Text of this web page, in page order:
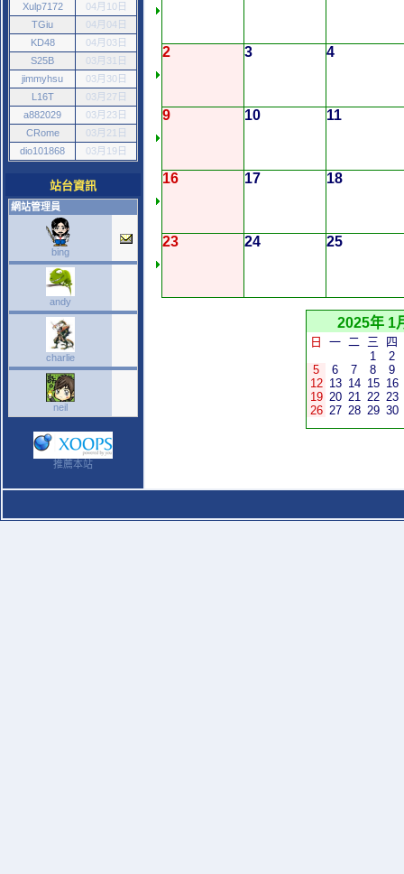
Xulp7172
04月10日
TGiu
04月04日
KD48
04月03日
S25B
03月31日
jimmyhsu
03月30日
L16T
03月27日
a882029
03月23日
CRome
03月21日
dio101868
03月19日
站台資訊
網站管理員
bing
andy
charlie
neil
推薦本站
2 3 4
9 10 11
16 17 18
23 24 25
2025年 1
日 一 二 三
四
1
2
5
6 7 8
9
12 13 14 15 16
19 20 21 22 23
26 27 28 29 30